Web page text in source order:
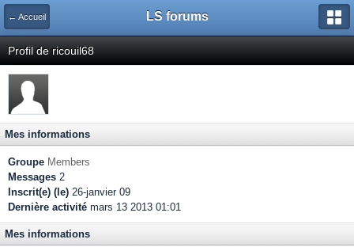
← Accueil LS forums
Profil de ricouil68
Mes informations
Groupe Members
Messages 2
Inscrit(e) (le) 26-janvier 09
Dernière activité mars 13 2013 01:01
Mes informations